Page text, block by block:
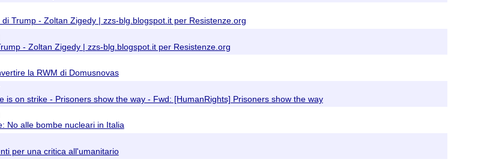
Trump - Zoltan Zigedy | zzs-blg.blogspot.it per Resistenze.org
- Zoltan Zigedy | zzs-blg.blogspot.it per Resistenze.org
la RWM di Domusnovas
is on strike - Prisoners show the way - Fwd: [HumanRights] Prisoners show the way
No alle bombe nucleari in Italia
per una critica all'umanitario